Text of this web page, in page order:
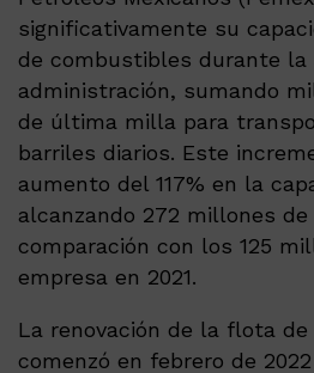
significativamente su
de combustibles durante la
administración, sumando
de última milla para
barriles diarios. Este
aumento del 117% en la
alcanzando 272 millones
comparación con los 125
empresa en 2021.
La renovación de la flota
comenzó en febrero de